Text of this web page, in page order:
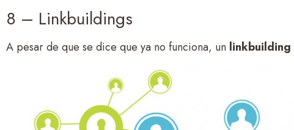
8 – Linkbuildings
A pesar de que se dice que ya no funciona, un linkbuilding